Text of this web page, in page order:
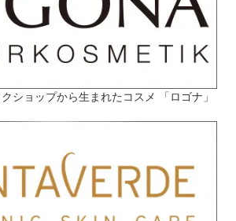
ショップから生まれたコスメ 「ロゴナ」